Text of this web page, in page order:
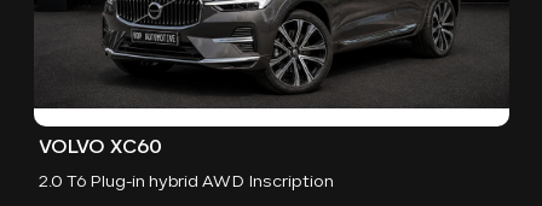
VOLVO XC60
2.0 T6 Plug-in hybrid AWD Inscription